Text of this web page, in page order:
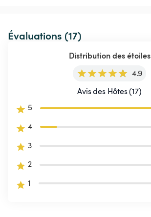
Évaluations (17)
Distribution des étoiles
4.9
Avis des Hôtes (17)
5
4
3
2
1